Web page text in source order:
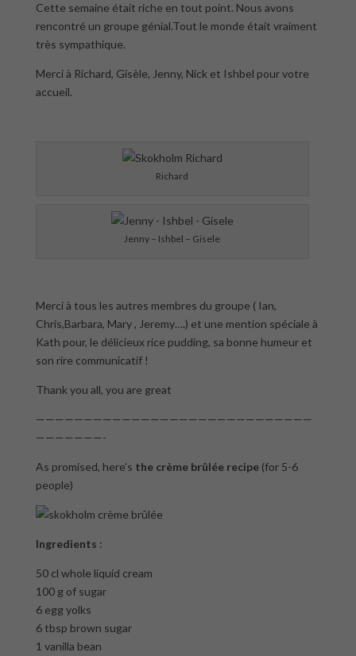
Cette semaine était riche en tout point. Nous avons
rencontré un groupe génial.Tout le monde était vraiment
très sympathique.
Merci à Richard, Gisèle, Jenny, Nick et Ishbel pour votre
accueil.
Richard
Jenny – Ishbel – Gisele
Merci à tous les autres membres du groupe ( Ian,
Chris,Barbara, Mary , Jeremy….) et une mention spéciale à
Kath pour, le délicieux rice pudding, sa bonne humeur et
son rire communicatif !
Thank you all, you are great
—————————————————————————————
———————-
As promised, here’s the crème brûlée recipe(for 5-6
people)
Ingredients :
50 cl whole liquid cream
100 g of sugar
6 egg yolks
6 tbsp brown sugar
1 vanilla bean